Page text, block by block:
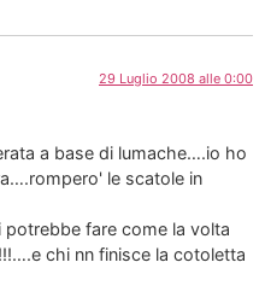
29 Luglio 2008 alle 0:00
a base di lumache….io ho
le scatole in
fare come la volta
chi nn finisce la cotoletta